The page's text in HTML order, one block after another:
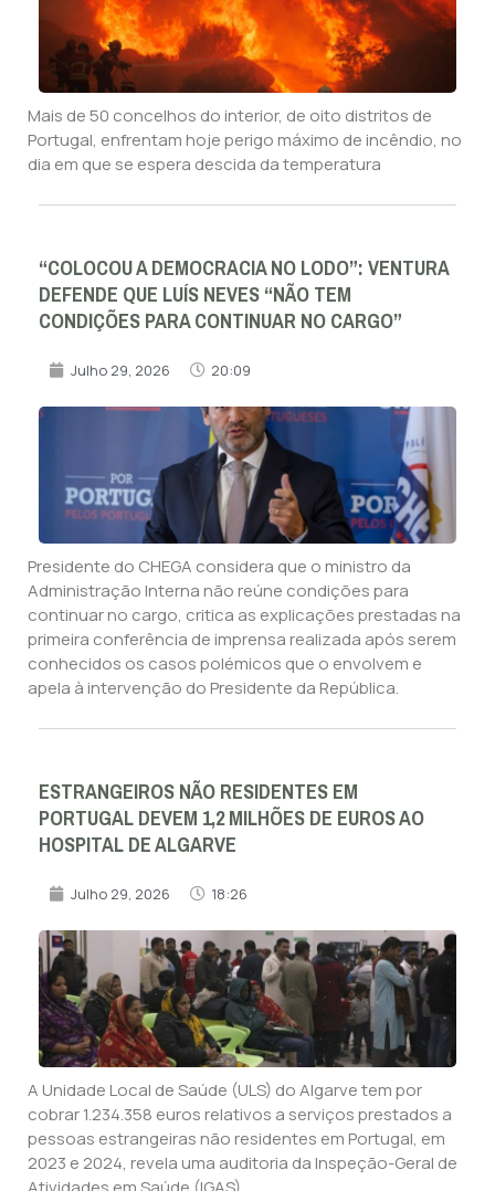
Mais de 50 concelhos do interior, de oito distritos de
Portugal, enfrentam hoje perigo máximo de incêndio, no
dia em que se espera descida da temperatura
“COLOCOU A DEMOCRACIA NO LODO”: VENTURA
DEFENDE QUE LUÍS NEVES “NÃO TEM
CONDIÇÕES PARA CONTINUAR NO CARGO”
Julho 29, 2026 20:09
Presidente do CHEGA considera que o ministro da
Administração Interna não reúne condições para
continuar no cargo, critica as explicações prestadas na
primeira conferência de imprensa realizada após serem
conhecidos os casos polémicos que o envolvem e
apela à intervenção do Presidente da República.
ESTRANGEIROS NÃO RESIDENTES EM
PORTUGAL DEVEM 1,2 MILHÕES DE EUROS AO
HOSPITAL DE ALGARVE
Julho 29, 2026 18:26
A Unidade Local de Saúde (ULS) do Algarve tem por
cobrar 1.234.358 euros relativos a serviços prestados a
pessoas estrangeiras não residentes em Portugal, em
2023 e 2024, revela uma auditoria da Inspeção-Geral de